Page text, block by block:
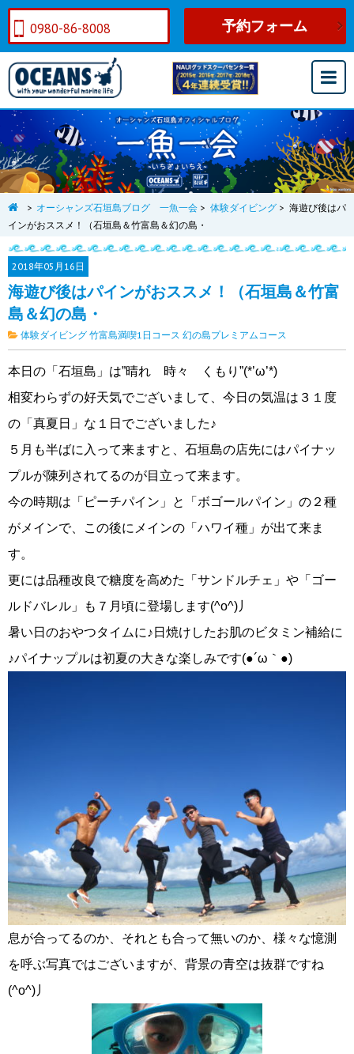
0980-86-8008 予約フォーム
> オーシャンズ石垣島ブログ 一魚一会 > 体験ダイビング > 海遊び後はパ
インがおススメ！（石垣島＆竹富島＆幻の島・
2018年05月16日
海遊び後はパインがおススメ！（石垣島＆竹富
島＆幻の島・
体験ダイビング 竹富島満喫1日コース 幻の島プレミアムコース
本日の「石垣島」は”晴れ 時々 くもり”(*’ω’*)
相変わらずの好天気でございまして、今日の気温は３１度
の「真夏日」な１日でございました♪
５月も半ばに入って来ますと、石垣島の店先にはパイナッ
プルが陳列されてるのが目立って来ます。
今の時期は「ピーチパイン」と「ボゴールパイン」の２種
がメインで、この後にメインの「ハワイ種」が出て来ま
す。
更には品種改良で糖度を高めた「サンドルチェ」や「ゴー
ルドバレル」も７月頃に登場します(^o^)丿
暑い日のおやつタイムに♪日焼けしたお肌のビタミン補給に
♪パイナップルは初夏の大きな楽しみです(●´ω｀●)
息が合ってるのか、それとも合って無いのか、様々な憶測
を呼ぶ写真ではございますが、背景の青空は抜群ですね
(^o^)丿